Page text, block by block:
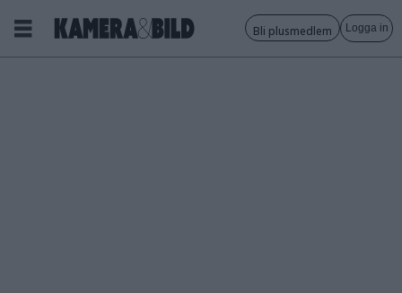
Bli plusmedlem Logga in